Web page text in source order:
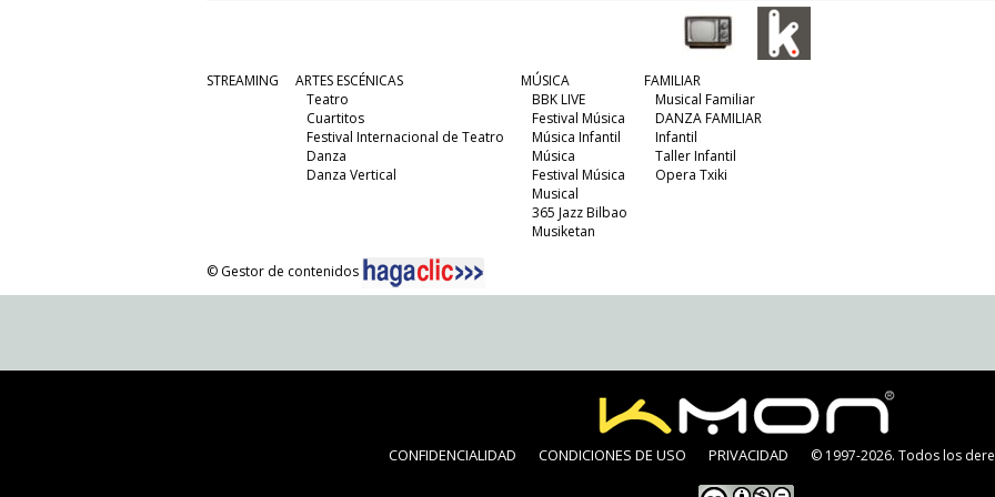
STREAMING
ARTES ESCÉNICAS
Teatro
Cuartitos
Festival Internacional de Teatro
Danza
Danza Vertical
MÚSICA
BBK LIVE
Festival Música
Música Infantil
Música
Festival Música
Musical
365 Jazz Bilbao
Musiketan
FAMILIAR
Musical Familiar
DANZA FAMILIAR
Infantil
Taller Infantil
Opera Txiki
© Gestor de contenidos
CONFIDENCIALIDAD CONDICIONES DE USO PRIVACIDAD © 1997-2026. Todos los